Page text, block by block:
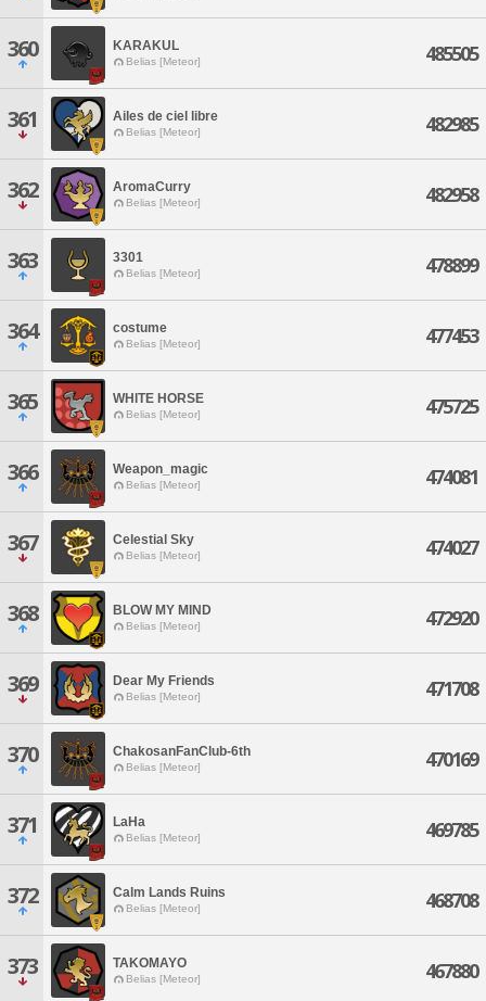
360 KARAKUL
Belias [Meteor] 485505
361 Ailes de ciel libre
Belias [Meteor] 482985
362 AromaCurry
Belias [Meteor] 482958
363 3301
Belias [Meteor] 478899
364 costume
Belias [Meteor] 477453
365 WHITE HORSE
Belias [Meteor] 475725
366 Weapon_magic
Belias [Meteor] 474081
367 Celestial Sky
Belias [Meteor] 474027
368 BLOW MY MIND
Belias [Meteor] 472920
369 Dear My Friends
Belias [Meteor] 471708
370 ChakosanFanClub-6th
Belias [Meteor] 470169
371 LaHa
Belias [Meteor] 469785
372 Calm Lands Ruins
Belias [Meteor] 468708
373 TAKOMAYO
Belias [Meteor] 467880